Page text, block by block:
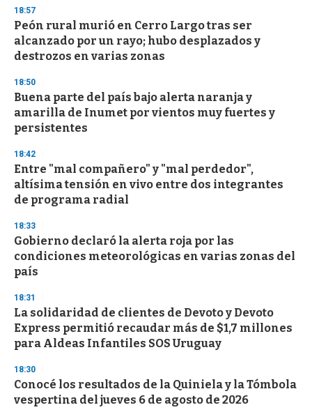
18:57
Peón rural murió en Cerro Largo tras ser
alcanzado por un rayo; hubo desplazados y
destrozos en varias zonas
18:50
Buena parte del país bajo alerta naranja y
amarilla de Inumet por vientos muy fuertes y
persistentes
18:42
Entre "mal compañero" y "mal perdedor",
altísima tensión en vivo entre dos integrantes
de programa radial
18:33
Gobierno declaró la alerta roja por las
condiciones meteorológicas en varias zonas del
país
18:31
La solidaridad de clientes de Devoto y Devoto
Express permitió recaudar más de $1,7 millones
para Aldeas Infantiles SOS Uruguay
18:30
Conocé los resultados de la Quiniela y la Tómbola
vespertina del jueves 6 de agosto de 2026